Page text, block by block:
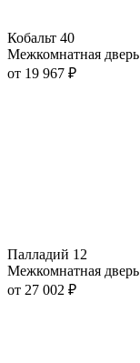
Кобальт 40
Межкомнатная дверь
от 19 967 ₽
Палладий 12
Межкомнатная дверь
от 27 002 ₽